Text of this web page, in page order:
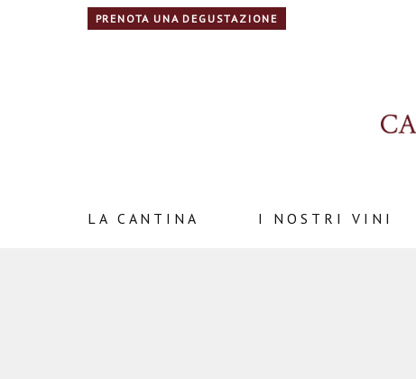
PRENOTA UNA DEGUSTAZIONE
LA CANTINA I NOSTRI VINI